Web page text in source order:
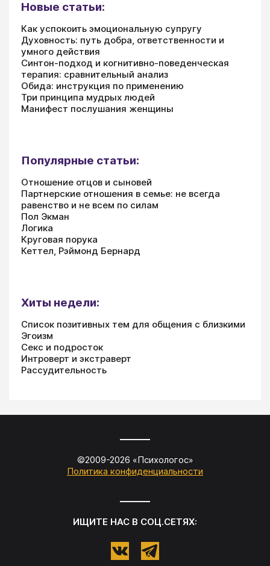
Новые статьи:
Как успокоить эмоциональную супругу
Духовность: путь добра, ответственности и
умного действия
Синтон-подход и когнитивно-поведенческая
терапия: сравнительный анализ
Обида: инструкция по применению
Три принципа мудрых людей
Манифест послушания женщины
Популярные статьи:
Отношение отцов и сыновей
Партнерские отношения в семье: не всегда
равенство и не всем по силам
Пол Экман
Логика
Круговая порука
Кеттел, Рэймонд Бернард
Хиты недели:
Список позитивных тем для общения с близкими
Эгоизм
Секс и подросток
Интроверт и экстраверт
Рассудительность
©2009-2026 «Психологос»
Политика конфиденциальности
ИЩИТЕ НАС В СОЦ.СЕТЯХ: